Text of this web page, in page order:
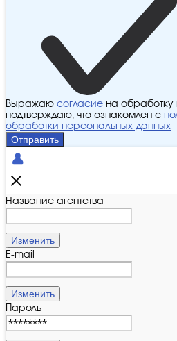
Выражаю согласие на обработку
подтверждаю, что ознакомлен с
обработки персональных данных
Отправить
Название агентства
Изменить
E-mail
Изменить
Пароль